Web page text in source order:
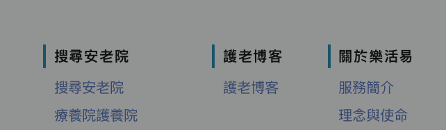
搜尋安老院
搜尋安老院
療養院護養院
護老博客
護老博客
關於樂活易
服務簡介
理念與使命